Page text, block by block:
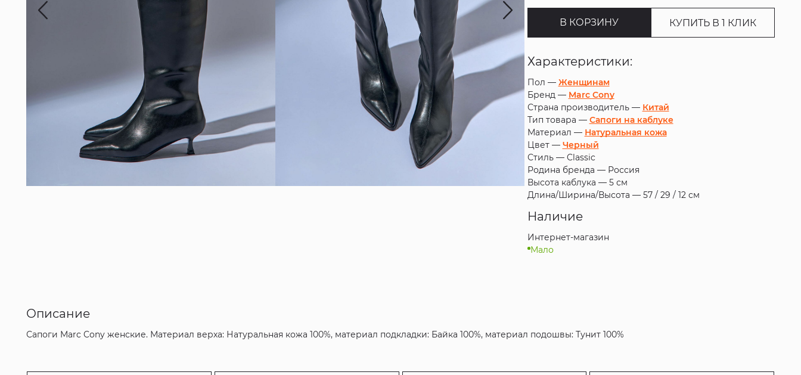
В КОРЗИНУ КУПИТЬ В 1 КЛИК
Характеристики:
Пол — Женщинам
Бренд — Marc Cony
Страна производитель — Китай
Тип товара — Сапоги на каблуке
Материал — Натуральная кожа
Цвет — Черный
Стиль — Classic
Родина бренда — Россия
Высота каблука — 5 см
Длина/Ширина/Высота — 57 / 29 / 12 см
Наличие
Интернет-магазин
Мало
Описание
Сапоги Marc Cony женские. Материал верха: Натуральная кожа 100%, материал подкладки: Байка 100%, материал подошвы: Тунит 100%